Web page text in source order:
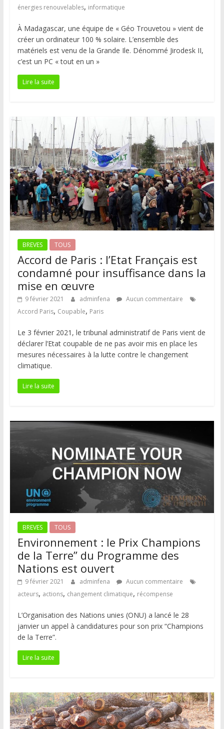
énergies renouvelables, informatique
À Madagascar, une équipe de « Géo Trouvetou » vient de
créer un ordinateur 100 % solaire. L’ensemble des
matériels est venu de la Grande Ile. Dénommé Jirodesk II,
c’est un PC « tout en un »
Lire la suite
BREVES TOUS
Accord de Paris : l’Etat Français est
condamné pour insuffisance dans la
mise en œuvre
9 février 2021 adminfena
Aucun commentaire
Accord Paris, Coupable, Paris
Le 3 février 2021, le tribunal administratif de Paris vient de
déclarer l’Etat coupable de ne pas avoir mis en place les
mesures nécessaires à la lutte contre le changement
climatique.
Lire la suite
BREVES TOUS
Environnement : le Prix Champions
de la Terre” du Programme des
Nations est ouvert
9 février 2021 adminfena
Aucun commentaire
acteurs, actions, changement climatique, récompense
L’Organisation des Nations unies (ONU) a lancé le 28
janvier un appel à candidatures pour son prix “Champions
de la Terre”.
Lire la suite